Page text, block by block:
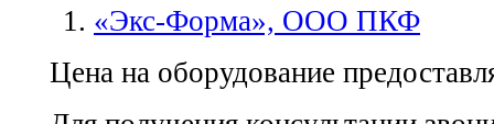
«Экс-Форма», ООО ПКФ
Цена на оборудование